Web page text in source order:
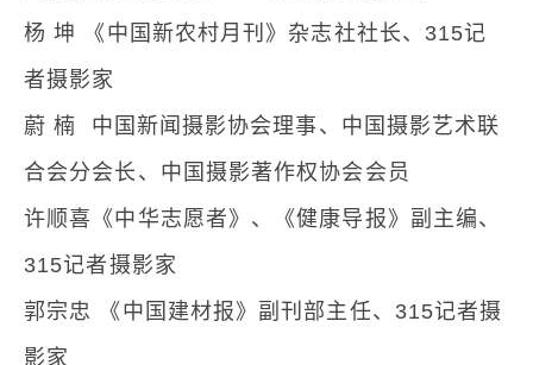
杨 坤 《中国新农村月刊》杂志社社长、315记
者摄影家
蔚 楠 中国新闻摄影协会理事、中国摄影艺术联
合会分会长、中国摄影著作权协会会员
许顺喜《中华志愿者》、《健康导报》副主编、
315记者摄影家
郭宗忠 《中国建材报》副刊部主任、315记者摄
影家